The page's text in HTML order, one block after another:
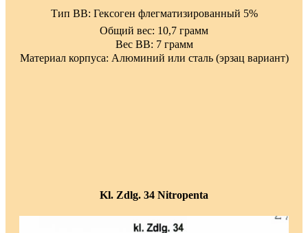
Тип ВВ: Гексоген флегматизированный 5%
Общий вес: 10,7 грамм
Вес ВВ: 7 грамм
Материал корпуса: Алюминий или сталь (эрзац вариант)
Kl. Zdlg. 34 Nitropenta